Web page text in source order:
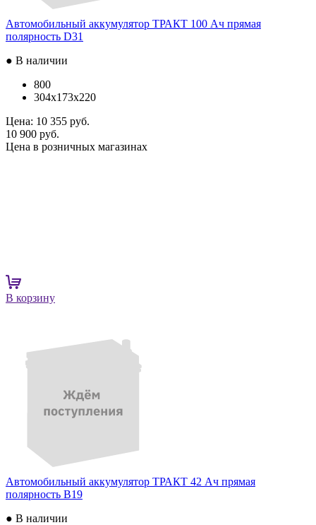
Автомобильный аккумулятор ТРАКТ 100 Ач прямая
полярность D31
● В наличии
800
304x173x220
Цена: 10 355 руб.
10 900 руб.
Цена в розничных магазинах
В корзину
Автомобильный аккумулятор ТРАКТ 42 Ач прямая
полярность B19
● В наличии